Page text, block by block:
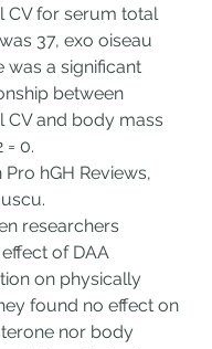
CV for serum total
37, exo oiseau
was a significant
between
CV and body mass
= 0.
hGH Reviews,
researchers
of DAA
on physically
found no effect on
nor body